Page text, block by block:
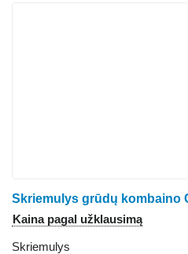
Skriemulys grūdų kombaino
Kaina pagal užklausimą
Skriemulys